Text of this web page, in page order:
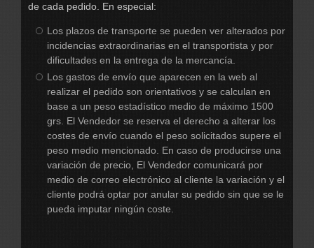
de cada pedido. En especial:
Los plazos de transporte se pueden ver alterados por
incidencias extraordinarias en el transportista y por
dificultades en la entrega de la mercancía.
Los gastos de envío que aparecen en la web al
realizar el pedido son orientativos y se calculan en
base a un peso estadístico medio de máximo 1500
grs. El Vendedor se reserva el derecho a alterar los
costes de envío cuando el peso solicitados supere el
peso medio mencionado. En caso de producirse una
variación de precio, El Vendedor comunicará por
medio de correo electrónico al cliente la variación y el
cliente podrá optar por anular su pedido sin que se le
pueda imputar ningún coste.